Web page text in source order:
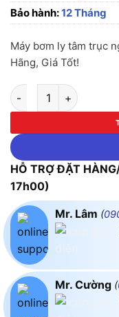
Bảo hành:12 Tháng
Máy bơm ly tâm trục
Hãng, Giá Tốt!
Máy bơm ly tâm trục
HỖ TRỢ ĐẶT
17h00)
Mr. Lâm (
Mr. Cường (